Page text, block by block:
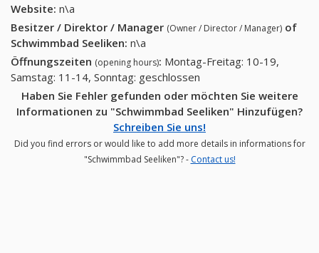
Website: n\a
Besitzer / Direktor / Manager (Owner / Director / Manager) of
Schwimmbad Seeliken: n\a
Öffnungszeiten (opening hours): Montag-Freitag: 10-19,
Samstag: 11-14, Sonntag: geschlossen
Haben Sie Fehler gefunden oder möchten Sie weitere
Informationen zu "Schwimmbad Seeliken" Hinzufügen?
Schreiben Sie uns!
Did you find errors or would like to add more details in informations for
"Schwimmbad Seeliken"? - Contact us!